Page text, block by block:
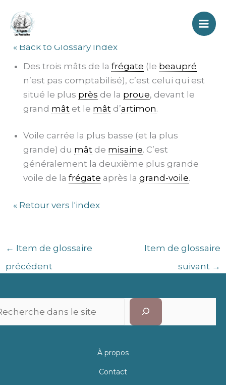
contenu
Misaine
« Back to Glossary Index
Des trois mâts de lafrégate (le beaupré
n’est pas comptabilisé), c’est celui qui est
situé le plus près de la proue, devant le
grand mât et le mât d’artimon.
Voile carrée la plus basse (et la plus
grande) du mât de misaine. C’est
généralement la deuxième plus grande
voile de lafrégate après lagrand-voile.
« Retour vers l'index
← Item de glossaire
précédent
Item de glossaire
suivant →
À propos
Contact